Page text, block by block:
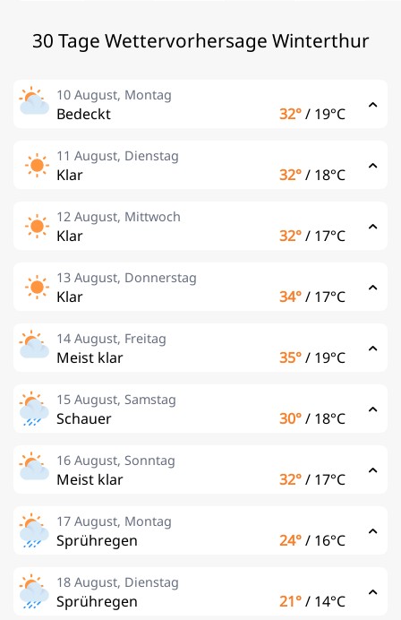
30 Tage Wettervorhersage Winterthur
10 August, Montag
Bedeckt 32°/ 19°C
11 August, Dienstag
Klar 32°/ 18°C
12 August, Mittwoch
Klar 32°/ 17°C
13 August, Donnerstag
Klar 34°/ 17°C
14 August, Freitag
Meist klar 35°/ 19°C
15 August, Samstag
Schauer 30°/ 18°C
16 August, Sonntag
Meist klar 32°/ 17°C
17 August, Montag
Sprühregen 24°/ 16°C
18 August, Dienstag
Sprühregen 21°/ 14°C